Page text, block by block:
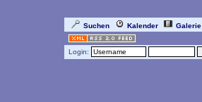
Suchen Kalender Galerie
Login: